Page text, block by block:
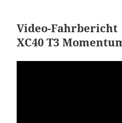
Video-
XC40 T3